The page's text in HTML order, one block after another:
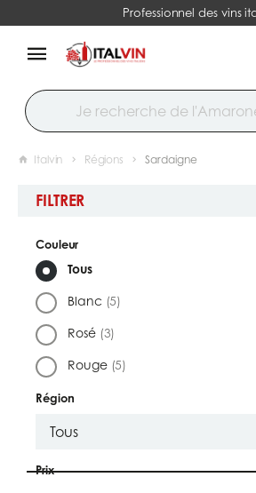
Professionnel des vins
Italvin Régions Sardaigne
FILTRER
Couleur
Tous
Blanc (5)
Rosé (3)
Rouge (5)
Région
Prix